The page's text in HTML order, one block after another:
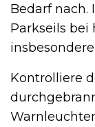
Bedarf nach.
Parkseils bei
Kontrolliere